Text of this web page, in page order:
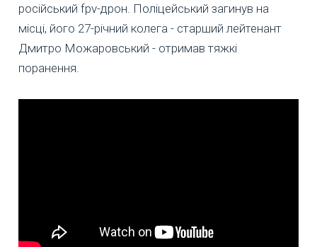
російський fpv-дрон. Поліцейський загинув на
місці, його 27-річний колега - старший лейтенант
Дмитро Можаровський - отримав тяжкі
поранення.